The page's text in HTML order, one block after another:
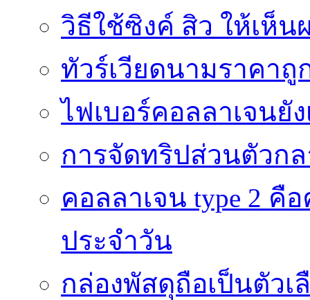
วิธีใช้ซิงค์ สิว ให้เห็
ทัวร์เวียดนามราคาถู
ไฟเบอร์คอลลาเจนยั
การจัดทริปส่วนตัวก
คอลลาเจน type 2
ประจำวัน
กล่องพัสดุถือเป็นตัว